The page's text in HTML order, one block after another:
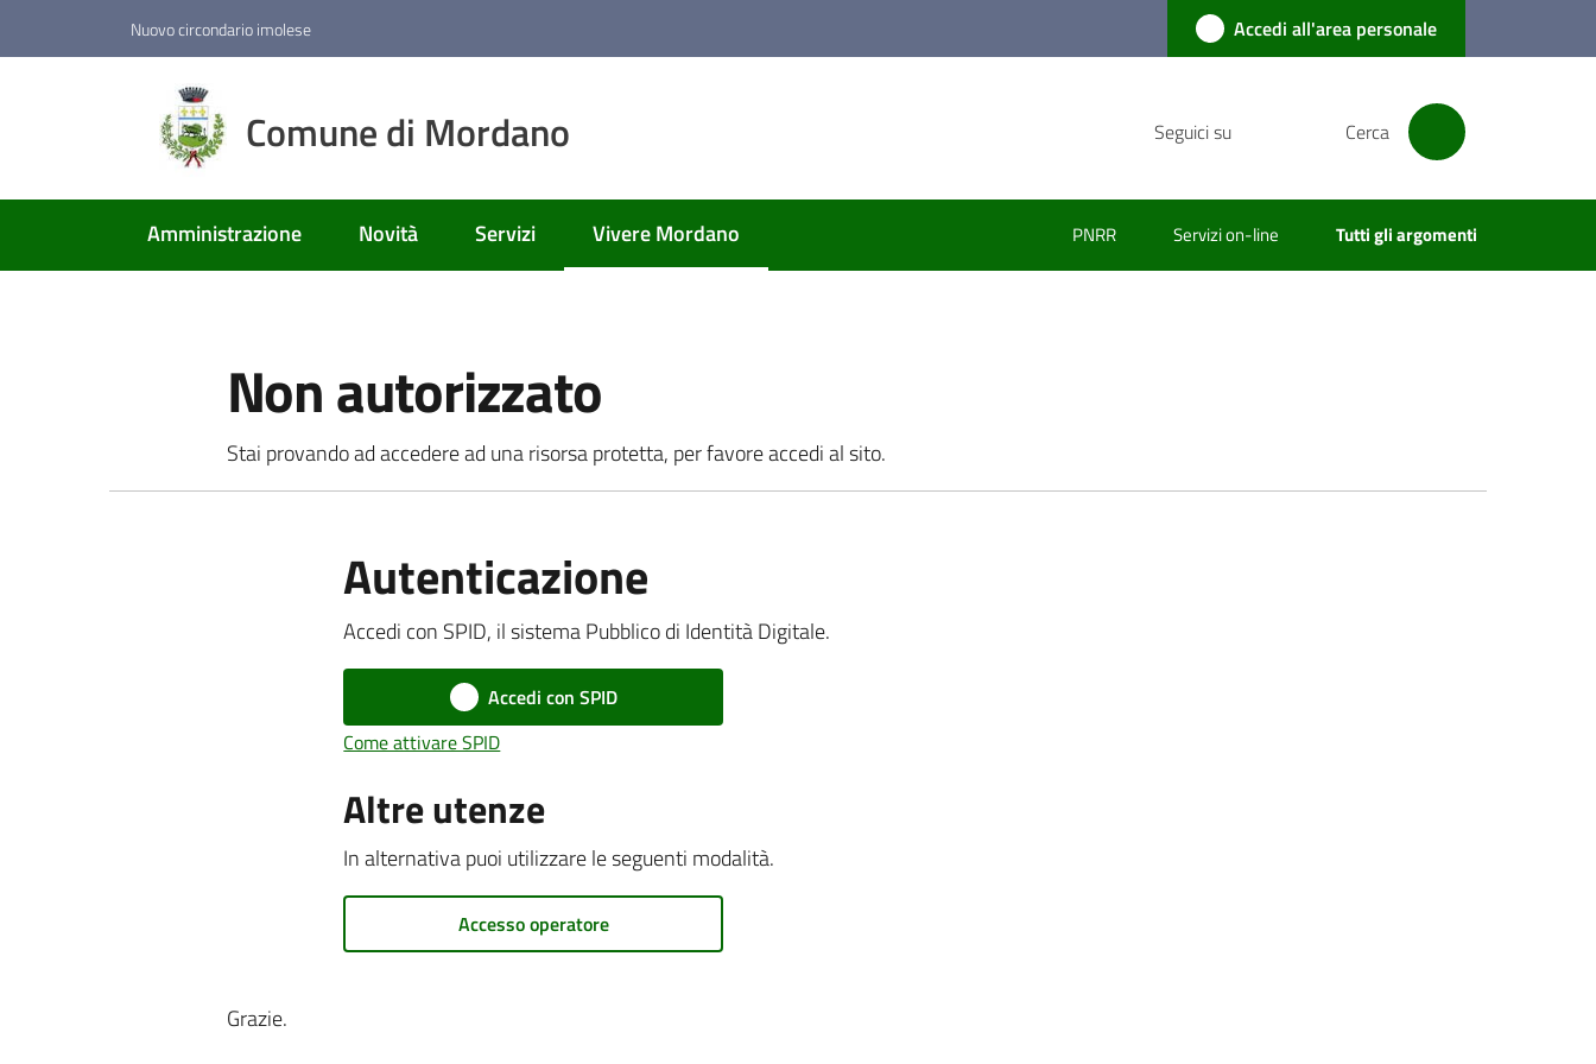
Nuovo circondario imolese Accedi all'area personale
Comune di Mordano Seguici su Cerca
Amministrazione Novità Servizi Vivere Mordano
Menu selezionato PNRR Servizi on-line Tutti gli argomenti
Non autorizzato
Stai provando ad accedere ad una risorsa protetta, per favore accedi al sito.
Autenticazione
Accedi con SPID, il sistema Pubblico di Identità Digitale.
Accedi con SPID
Come attivare SPID
Altre utenze
In alternativa puoi utilizzare le seguenti modalità.
Accesso operatore
Grazie.